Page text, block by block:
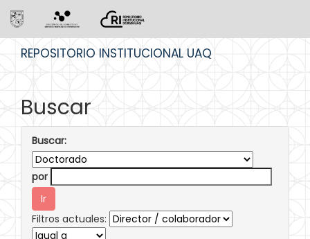
REPOSITORIO INSTITUCIONAL UAQ
Buscar
Buscar:
por
Filtros actuales: